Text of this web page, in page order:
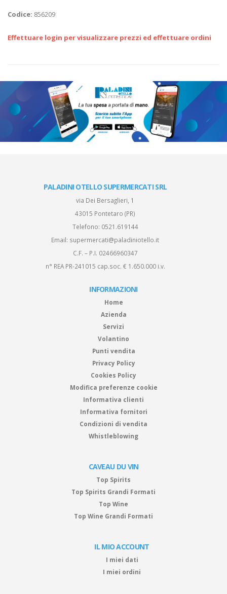
Codice: 856209
Effettuare login per visualizzare prezzi ed effettuare ordini
PALADINI OTELLO SUPERMERCATI SRL
via Dei Bersaglieri, 1
43015 Pontetaro (PR)
Telefono: 0521.619144
Email: supermercati@paladiniotello.it
C.F. – P.I. 02466960347
n° REA PR-241015 cap.soc. € 1.650.000 i.v.
INFORMAZIONI
Home
Azienda
Servizi
Volantino
Punti vendita
Privacy Policy
Cookies Policy
Modifica preferenze cookie
Informativa clienti
Informativa fornitori
Condizioni di vendita
Whistleblowing
CAVEAU DU VIN
Top Spirits
Top Spirits Grandi Formati
Top Wine
Top Wine Grandi Formati
IL MIO ACCOUNT
I miei dati
I miei ordini